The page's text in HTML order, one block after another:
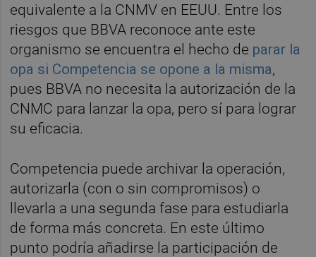
equivalente a la CNMV en EEUU. Entre los
riesgos que BBVA reconoce ante este
organismo se encuentra el hecho de parar la
opa si Competencia se opone a la misma,
pues BBVA no necesita la autorización de la
CNMC para lanzar la opa, pero sí para lograr
su eficacia.
Competencia puede archivar la operación,
autorizarla (con o sin compromisos) o
llevarla a una segunda fase para estudiarla
de forma más concreta. En este último
punto podría añadirse la participación de